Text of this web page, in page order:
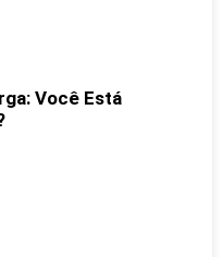
Você Está